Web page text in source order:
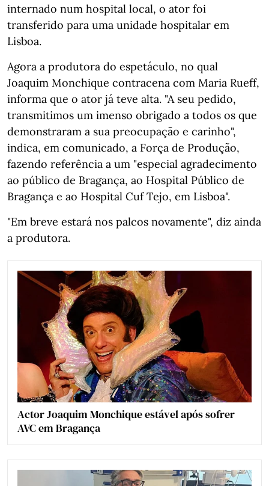
internado num hospital local, o ator foi
transferido para uma unidade hospitalar em
Lisboa.
Agora a produtora do espetáculo, no qual
Joaquim Monchique contracena com Maria Rueff,
informa que o ator já teve alta. "A seu pedido,
transmitimos um imenso obrigado a todos os que
demonstraram a sua preocupação e carinho",
indica, em comunicado, a Força de Produção,
fazendo referência a um "especial agradecimento
ao público de Bragança, ao Hospital Público de
Bragança e ao Hospital Cuf Tejo, em Lisboa".
"Em breve estará nos palcos novamente", diz ainda
a produtora.
Actor Joaquim Monchique estável após sofrer
AVC em Bragança